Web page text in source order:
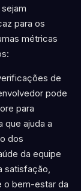
para os
métricas
de
pode
para
que ajuda a
dos
da equipe
satisfação,
o bem-estar da